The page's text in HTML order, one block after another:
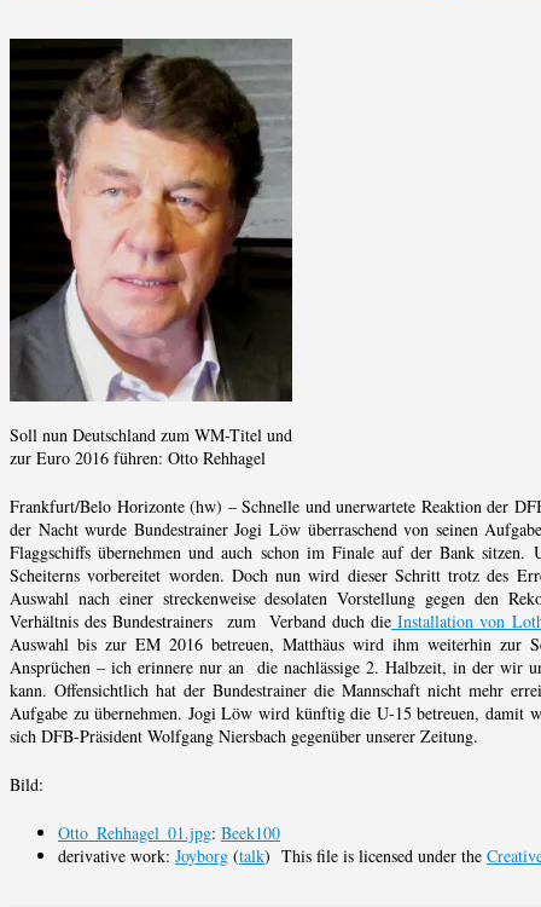
Soll nun Deutschland zum WM-Titel und
zur Euro 2016 führen: Otto Rehhagel
Frankfurt/Belo Horizonte (hw) – Schnelle und unerwartete Reaktion der
der Nacht wurde Bundestrainer Jogi Löw überraschend von seinen
Flaggschiffs übernehmen und auch schon im Finale auf der Bank
Scheiterns vorbereitet worden. Doch nun wird dieser Schritt trotz des
Auswahl nach einer streckenweise desolaten Vorstellung gegen den
Verhältnis des Bundestrainers zum Verband duch die Installation von
Auswahl bis zur EM 2016 betreuen, Matthäus wird ihm weiterhin zur
Ansprüchen – ich erinnere nur an die nachlässige 2. Halbzeit, in der wir
kann. Offensichtlich hat der Bundestrainer die Mannschaft nicht mehr
Aufgabe zu übernehmen. Jogi Löw wird künftig die U-15 betreuen, damit
sich DFB-Präsident Wolfgang Niersbach gegenüber unserer Zeitung.
Bild:
Otto_Rehhagel_01.jpg: Beek100
derivative work: Joyborg (talk) This file is licensed under the